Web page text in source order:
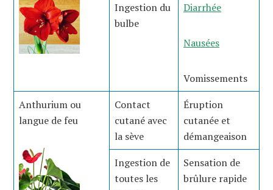
Ingestion du
bulbe
Diarrhée
Nausées
Vomissements
Anthurium ou
langue de feu
Contact
cutané avec
la sève
Éruption
cutanée et
démangeaison
Ingestion de
toutes les
Sensation de
brûlure rapide